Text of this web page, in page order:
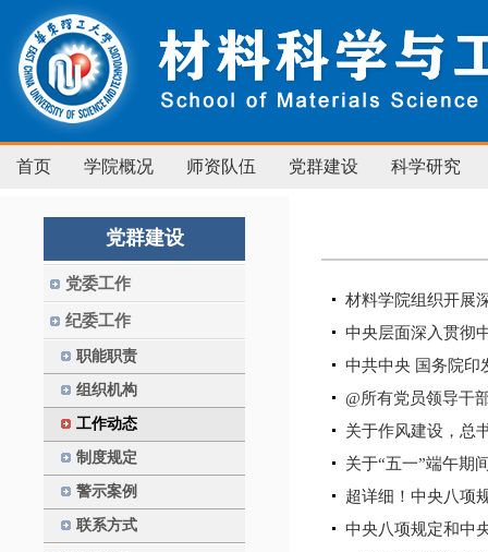
首页 学院概况 师资队伍 党群建设 科学研究
党群建设
党委工作
纪委工作
职能职责
组织机构
工作动态
制度规定
警示案例
联系方式
材料学院组织开展
中央层面深入贯彻
中共中央 国务院印
@所有党员领导干
关于作风建设，总
关于“五一”端午期
超详细！中央八项
中央八项规定和中